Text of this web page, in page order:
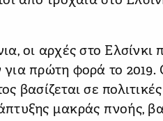
οι αρχές στο
πρώτη φορά το 2019.
βασίζεται σε
μακράς πνοής,